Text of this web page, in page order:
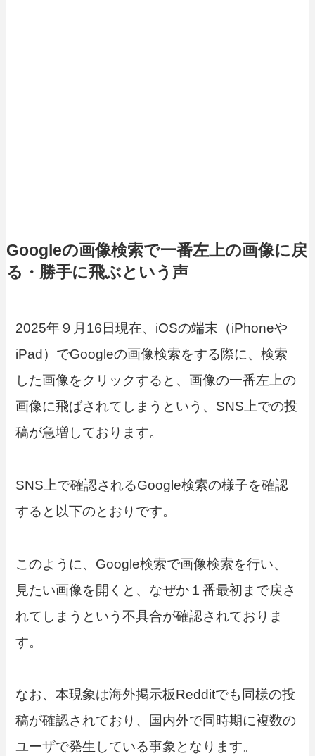
Googleの画像検索で一番左上の画像に戻
る・勝手に飛ぶという声
2025年９月16日現在、iOSの端末（iPhoneや
iPad）でGoogleの画像検索をする際に、検索
した画像をクリックすると、画像の一番左上の
画像に飛ばされてしまうという、SNS上での投
稿が急増しております。
SNS上で確認されるGoogle検索の様子を確認
すると以下のとおりです。
このように、Google検索で画像検索を行い、
見たい画像を開くと、なぜか１番最初まで戻さ
れてしまうという不具合が確認されておりま
す。
なお、本現象は海外掲示板Redditでも同様の投
稿が確認されており、国内外で同時期に複数の
ユーザで発生している事象となります。